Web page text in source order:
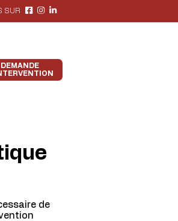
SUR
DEMANDE
de